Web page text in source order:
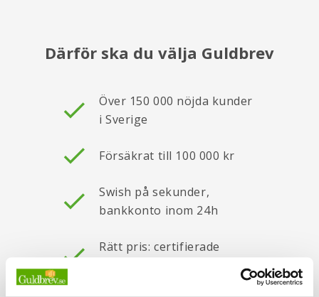
Därför ska du välja Guldbrev
Över 150 000 nöjda kunder
i Sverige
Försäkrat till 100 000 kr
Swish på sekunder,
bankkonto inom 24h
Rätt pris: certifierade